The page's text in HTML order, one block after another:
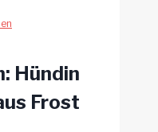
Hündin
Frost